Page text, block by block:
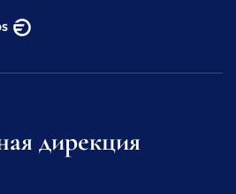
дирекция